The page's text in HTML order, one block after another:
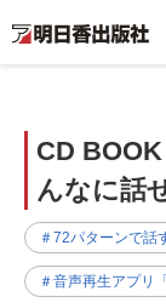
CD
んなに話
＃72パターンで話
＃音声再生アプリ